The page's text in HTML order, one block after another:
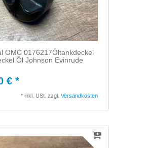
OMC 0176217Öltankdeckel
Öl Johnson Evinrude
€ *
* inkl. USt. zzgl. Versandkosten